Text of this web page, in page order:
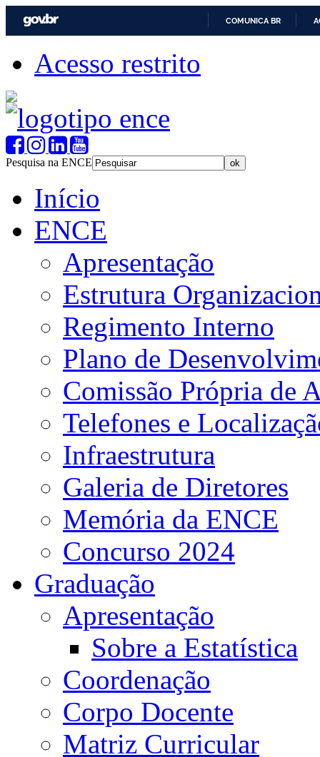
COMUNICA BR
Acesso restrito
Pesquisa na ENCE
Início
ENCE
Apresentação
Estrutura
Regimento Interno
Plano de
Comissão Própria de
Telefones e
Infraestrutura
Galeria de Diretores
Memória da ENCE
Concurso 2024
Graduação
Apresentação
Sobre a Estatística
Coordenação
Corpo Docente
Matriz Curricular